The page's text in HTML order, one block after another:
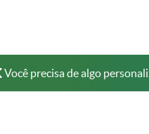
Você precisa de algo
Você precisa de algo